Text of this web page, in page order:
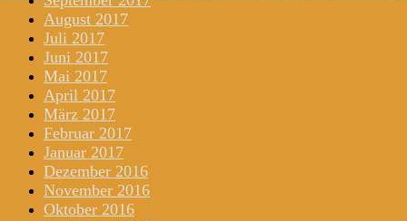
August 2017
Juli 2017
Juni 2017
Mai 2017
April 2017
März 2017
Februar 2017
Januar 2017
Dezember 2016
November 2016
Oktober 2016